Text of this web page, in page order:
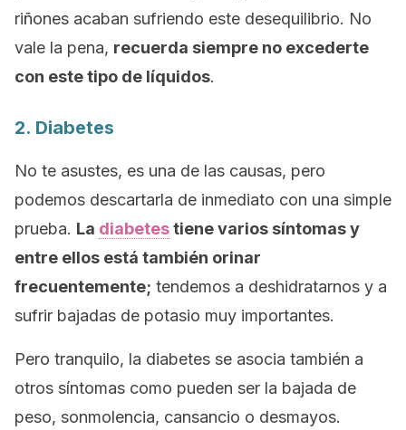
riñones acaban sufriendo este desequilibrio. No
vale la pena, recuerda siempre no excederte
con este tipo de líquidos.
2. Diabetes
No te asustes, es una de las causas, pero
podemos descartarla de inmediato con una simple
prueba. La diabetestiene varios síntomas y
entre ellos está también orinar
frecuentemente; tendemos a deshidratarnos y a
sufrir bajadas de potasio muy importantes.
Pero tranquilo, la diabetes se asocia también a
otros síntomas como pueden ser la bajada de
peso, sonmolencia, cansancio o desmayos.